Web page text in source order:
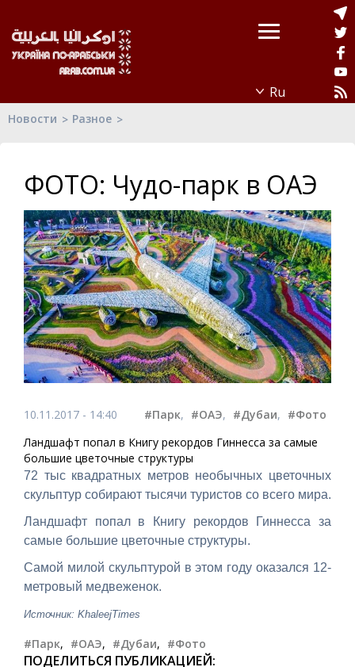
Новости Разное
ФОТО: Чудо-парк в ОАЭ
10.11.2017 - 14:40 #Парк, #ОАЭ, #Дубаи, #Фото
Ландшафт попал в Книгу рекордов Гиннесса за самые
большие цветочные структуры
72 тыс квадратных метров необычных цветочных
скульптур собирают тысячи туристов со всего мира.
Ландшафт попал в Книгу рекордов Гиннесса за
самые большие цветочные структуры.
Самой милой скульптурой в этом году оказался 12-
метровый медвеженок.
Источник: KhaleejTimes
#Парк, #ОАЭ, #Дубаи, #Фото
ПОДЕЛИТЬСЯ ПУБЛИКАЦИЕЙ: